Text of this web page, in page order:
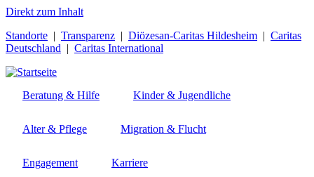
Direkt zum Inhalt
Standorte | Transparenz | Diözesan-Caritas Hildesheim | Caritas
Deutschland | Caritas International
Beratung & Hilfe Kinder & Jugendliche
Alter & Pflege Migration & Flucht
Engagement Karriere